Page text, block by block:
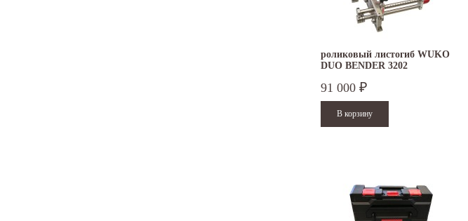
роликовый листогиб WUKO
DUO BENDER 3202
91 000 ₽